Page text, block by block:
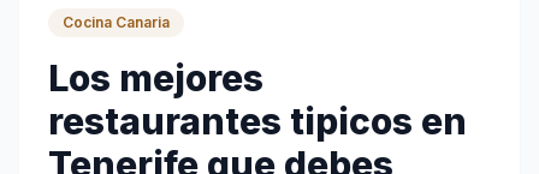
Cocina Canaria
Los mejores
restaurantes tipicos en
Tenerife que debes